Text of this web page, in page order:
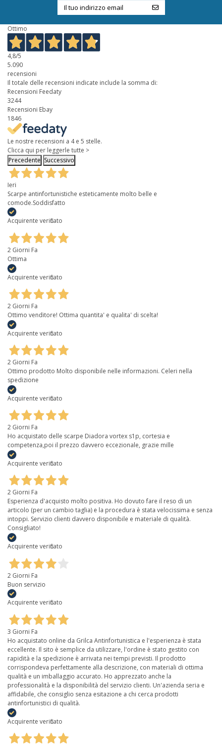
Ottimo
4,8/5
5.090
recensioni
Il totale delle recensioni indicate include la somma di:
Recensioni Feedaty
3244
Recensioni Ebay
1846
Le nostre recensioni a 4 e 5 stelle.
Clicca qui per leggerle tutte >
Precedente Successivo
Ieri
Scarpe antinfortunistiche esteticamente molto belle e
comode.Soddisfatto
Acquirente verificato
2 Giorni Fa
Ottima
Acquirente verificato
2 Giorni Fa
Ottimo venditore! Ottima quantita' e qualita' di scelta!
Acquirente verificato
2 Giorni Fa
Ottimo prodotto Molto disponibile nelle informazioni. Celeri nella
spedizione
Acquirente verificato
2 Giorni Fa
Ho acquistato delle scarpe Diadora vortex s1p, cortesia e
competenza,poi il prezzo davvero eccezionale, grazie mille
Acquirente verificato
2 Giorni Fa
Esperienza d'acquisto molto positiva. Ho dovuto fare il reso di un
articolo (per un cambio taglia) e la procedura è stata velocissima e senza
intoppi. Servizio clienti davvero disponibile e materiale di qualità.
Consigliato!
Acquirente verificato
2 Giorni Fa
Buon servizio
Acquirente verificato
3 Giorni Fa
Ho acquistato online da Grilca Antinfortunistica e l'esperienza è stata
eccellente. Il sito è semplice da utilizzare, l'ordine è stato gestito con
rapidità e la spedizione è arrivata nei tempi previsti. Il prodotto
corrispondeva perfettamente alla descrizione, con materiali di ottima
qualità e un imballaggio accurato. Ho apprezzato anche la
professionalità e la disponibilità del servizio clienti. Un'azienda seria e
affidabile, che consiglio senza esitazione a chi cerca prodotti
antinfortunistici di qualità.
Acquirente verificato